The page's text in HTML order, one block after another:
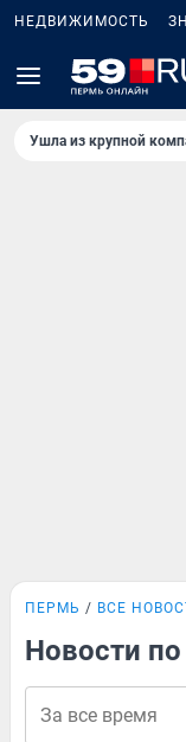
НЕДВИЖИМОСТЬ
Ушла из крупной
ПЕРМЬ ВСЕ
Новости по